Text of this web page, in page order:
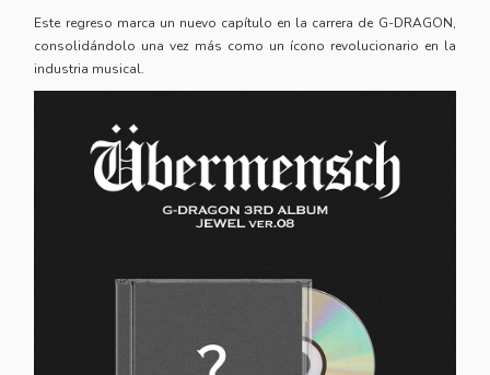
Este regreso marca un nuevo capítulo en la carrera de G-DRAGON,
consolidándolo una vez más como un ícono revolucionario en la
industria musical.